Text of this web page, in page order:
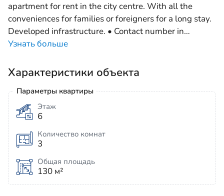
apartment for rent in the city centre. With all the
conveniences for families or foreigners for a long stay.
Developed infrastructure. • Contact number in…
Узнать больше
Характеристики объекта
Параметры квартиры
Этаж
6
Количество комнат
3
Общая площадь
130 м²